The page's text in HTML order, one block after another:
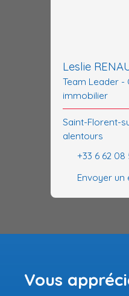
Leslie
Team Leader -
immobilier
Saint-Florent-
alentours
+33 6 62 08
Envoyer un
Vous